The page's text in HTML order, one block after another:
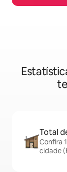
Total
Confira
cidade